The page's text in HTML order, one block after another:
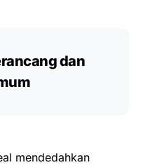
dan
mendedahkan